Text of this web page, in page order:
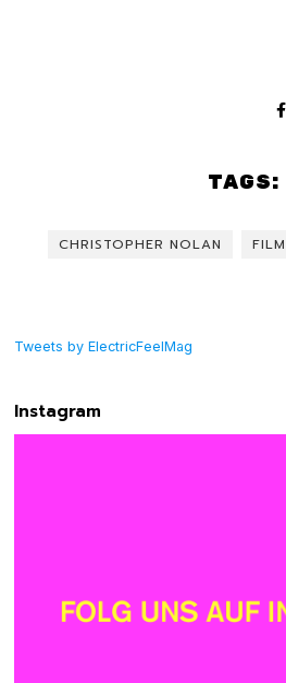
TAGS:
CHRISTOPHER NOLAN FILM
Tweets by ElectricFeelMag
Instagram